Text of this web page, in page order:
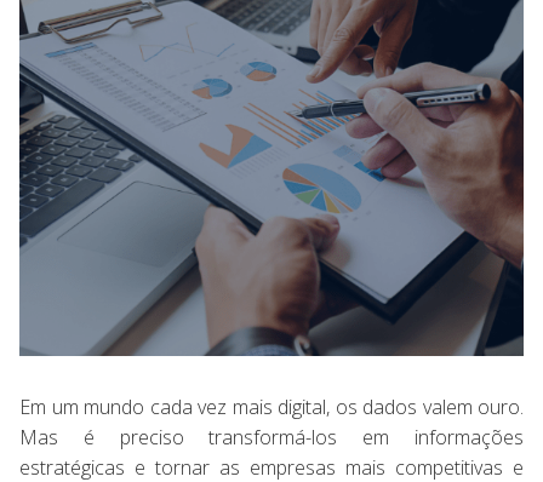
Em um mundo cada vez mais digital, os dados valem ouro.
Mas é preciso transformá-los em informações
estratégicas e tornar as empresas mais competitivas e